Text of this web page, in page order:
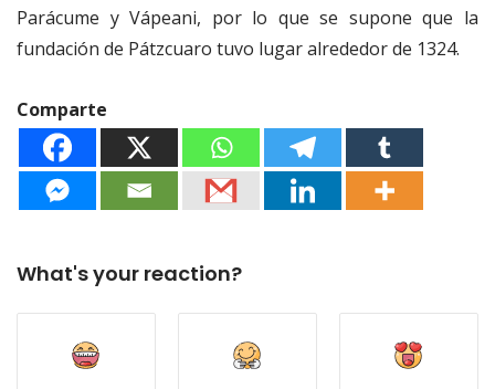
Parácume y Vápeani, por lo que se supone que la
fundación de Pátzcuaro tuvo lugar alrededor de 1324.
Comparte
What's your reaction?